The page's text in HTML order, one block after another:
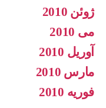
ژوئن 2010
می 2010
آوریل 2010
مارس 2010
فوریه 2010